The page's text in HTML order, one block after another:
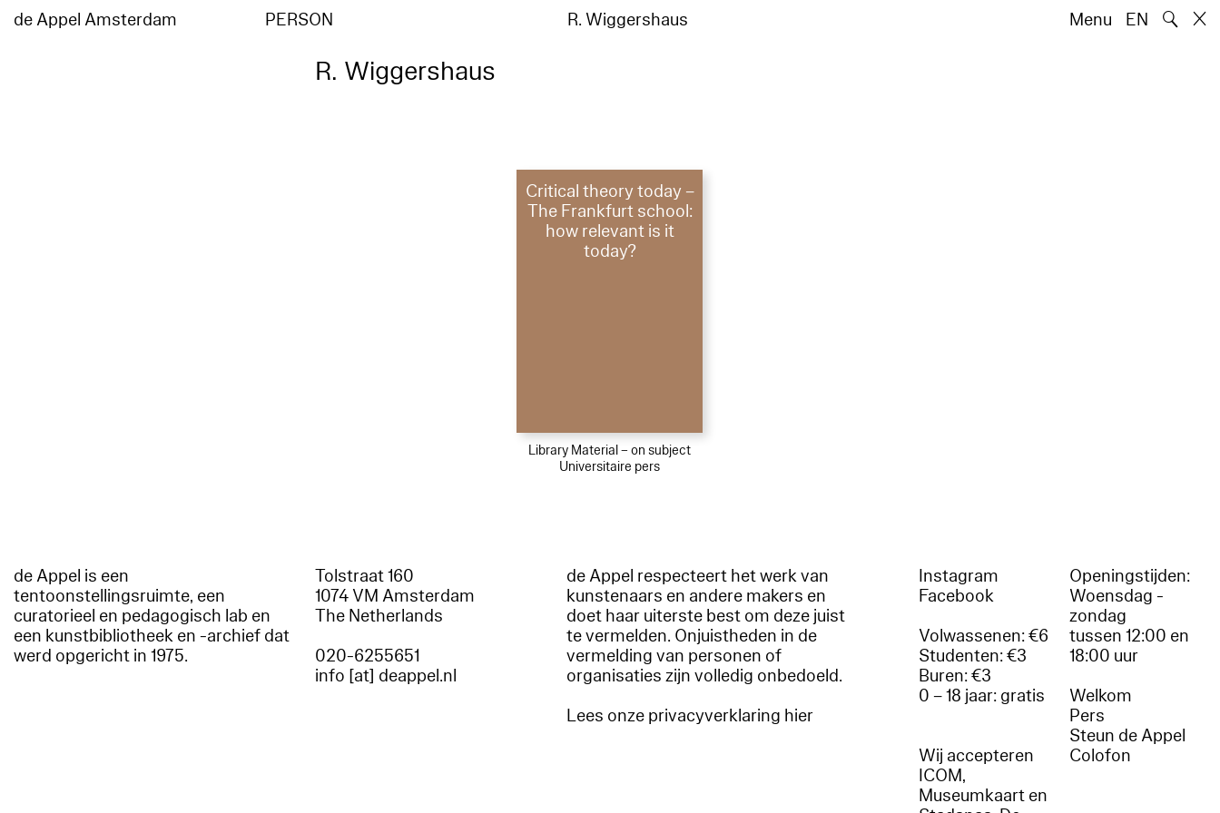
de Appel Amsterdam PERSON R. Wiggershaus Menu EN 🔍
R. Wiggershaus
Critical theory today –
The Frankfurt school:
how relevant is it
today?
Library Material – on subject
Universitaire pers
de Appel is een
tentoonstellingsruimte, een
curatorieel en pedagogisch lab en
een kunstbibliotheek en -archief dat
werd opgericht in 1975.
Tolstraat 160
1074 VM Amsterdam
The Netherlands
020-6255651
info [at] deappel.nl
de Appel respecteert het werk van
kunstenaars en andere makers en
doet haar uiterste best om deze juist
te vermelden. Onjuistheden in de
vermelding van personen of
organisaties zijn volledig onbedoeld.
Lees onze privacyverklaring hier
Instagram
Facebook
Volwassenen: €6
Studenten: €3
Buren: €3
0 – 18 jaar: gratis
Wij accepteren
ICOM,
Museumkaart en
Openingstijden:
Woensdag -
zondag
tussen 12:00 en
18:00 uur
Welkom
Pers
Steun de Appel
Colofon